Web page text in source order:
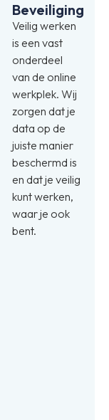
Beveiliging
Veilig werken
is een vast
onderdeel
van de online
werkplek. Wij
zorgen dat je
data op de
juiste manier
beschermd is
en dat je veilig
kunt werken,
waar je ook
bent.